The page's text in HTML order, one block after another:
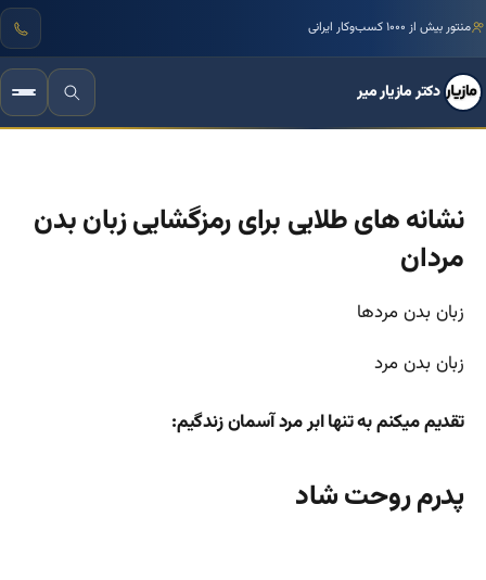
منتور بیش از ۱۰۰۰ کسب‌وکار ایرانی
دکتر مازیار میر
نشانه های طلایی برای رمزگشایی زبان بدن
مردان
زبان بدن مردها
زبان بدن مرد
تقدیم میکنم به تنها ابر مرد آسمان زندگیم:
پدرم روحت شاد